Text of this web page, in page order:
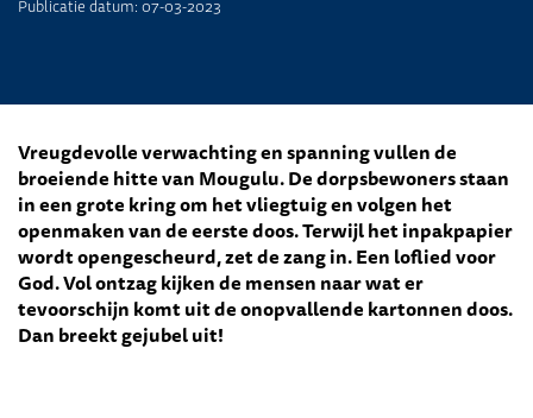
Publicatie datum: 07-03-2023
Vreugdevolle verwachting en spanning vullen de
broeiende hitte van Mougulu. De dorpsbewoners staan
in een grote kring om het vliegtuig en volgen het
openmaken van de eerste doos. Terwijl het inpakpapier
wordt opengescheurd, zet de zang in. Een loflied voor
God. Vol ontzag kijken de mensen naar wat er
tevoorschijn komt uit de onopvallende kartonnen doos.
Dan breekt gejubel uit!